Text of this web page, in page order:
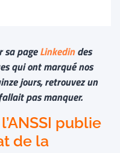
sa pageLinkedindes
qui ont marqué nos
jours, retrouvez un
pas manquer.
publie
de la